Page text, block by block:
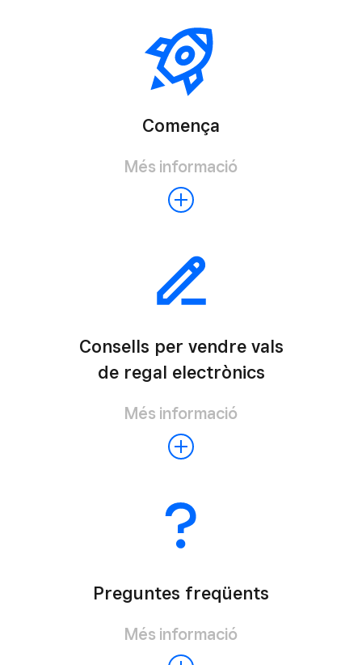
Comença
Més informació
Consells per vendre vals
de regal electrònics
Més informació
Preguntes freqüents
Més informació